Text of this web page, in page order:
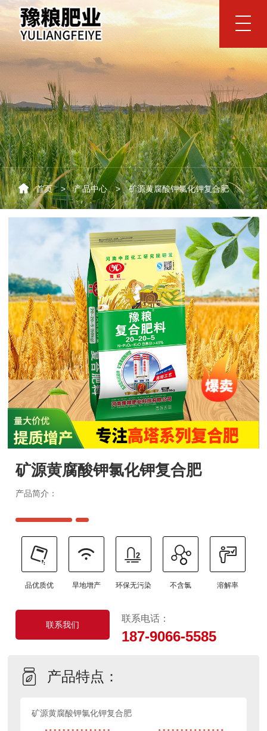
网站首页
豫粮肥业
公司简介 品牌视频 企业文化 领导致辞 资质荣誉
产品中心
豫粮高塔氯化钾复合肥
豫粮高塔硫酸钾复合肥
矿源黄腐酸钾硫酸钾复合肥
矿源黄腐酸钾氯化钾复合肥
豫粮掺混肥
豫粮生物有机肥
豫粮优势
朝阳企业 支持优势 服务优势
招商加盟
加盟流程 加盟优势 加盟条件
豫粮服务
豫粮服务
新闻资讯
新闻资讯
联系我们
首页 > 产品中心 > 矿源黄腐酸钾氯化钾复合肥
矿源黄腐酸钾氯化钾复合肥
产品简介：
品优质优 旱地增产 环保无污染 不含氯 溶解率
联系我们
联系电话：
187-9066-5585
产品特点：
矿源黄腐酸钾氯化钾复合肥